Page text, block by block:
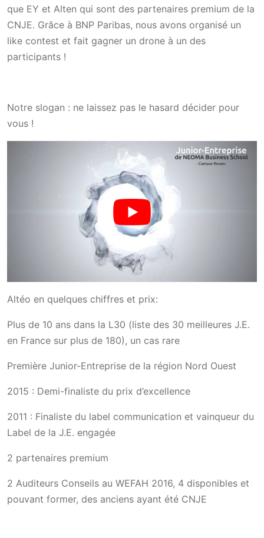
que EY et Alten qui sont des partenaires premium de la
CNJE. Grâce à BNP Paribas, nous avons organisé un
like contest et fait gagner un drone à un des
participants !
Notre slogan : ne laissez pas le hasard décider pour
vous !
Altéo en quelques chiffres et prix:
Plus de 10 ans dans la L30 (liste des 30 meilleures J.E.
en France sur plus de 180), un cas rare
Première Junior-Entreprise de la région Nord Ouest
2015 : Demi-finaliste du prix d’excellence
2011 : Finaliste du label communication et vainqueur du
Label de la J.E. engagée
2 partenaires premium
2 Auditeurs Conseils au WEFAH 2016, 4 disponibles et
pouvant former, des anciens ayant été CNJE